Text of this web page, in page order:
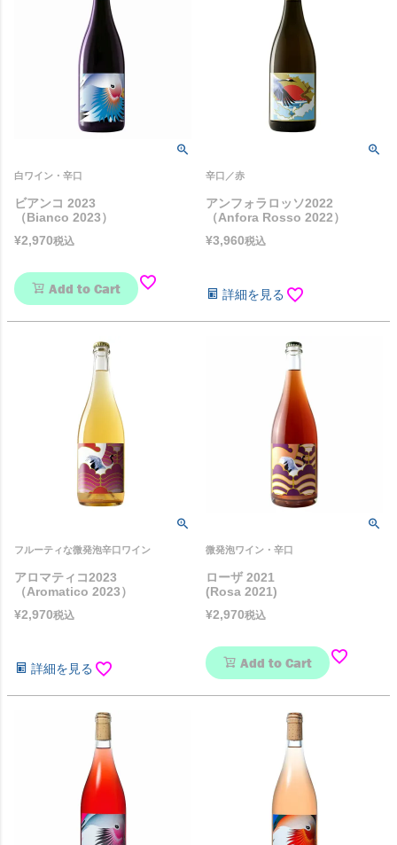
白ワイン・辛口
ビアンコ 2023
（Bianco 2023）
¥2,970税込
Add to Cart
辛口／赤
アンフォラロッソ2022
（Anfora Rosso 2022）
¥3,960税込
詳細を見る
フルーティな微発泡辛口ワイン
アロマティコ2023
（Aromatico 2023）
¥2,970税込
詳細を見る
微発泡ワイン・辛口
ローザ 2021
(Rosa 2021)
¥2,970税込
Add to Cart